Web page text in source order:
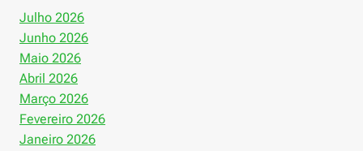
Julho 2026
Junho 2026
Maio 2026
Abril 2026
Março 2026
Fevereiro 2026
Janeiro 2026